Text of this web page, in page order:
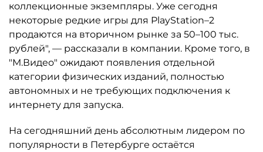
коллекционные экземпляры. Уже сегодня
некоторые редкие игры для PlayStation–2
продаются на вторичном рынке за 50–100 тыс.
рублей", — рассказали в компании. Кроме того, в
"М.Видео" ожидают появления отдельной
категории физических изданий, полностью
автономных и не требующих подключения к
интернету для запуска.
На сегодняшний день абсолютным лидером по
популярности в Петербурге остаётся